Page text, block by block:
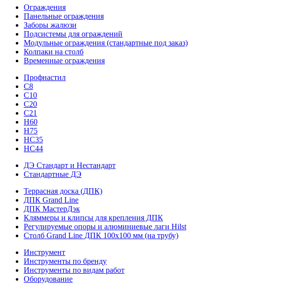
Ограждения
Панельные ограждения
Заборы жалюзи
Подсистемы для ограждений
Модульные ограждения (стандартные под заказ)
Колпаки на столб
Временные ограждения
Профнастил
С8
С10
С20
С21
H60
H75
HС35
НС44
ДЭ Стандарт и Нестандарт
Стандартные ДЭ
Террасная доска (ДПК)
ДПК Grand Line
ДПК МастерДэк
Кляммеры и клипсы для крепления ДПК
Регулируемые опоры и алюминиевые лаги Hilst
Столб Grand Line ДПК 100х100 мм (на трубу)
Инструмент
Инструменты по бренду
Инструменты по видам работ
Оборудование